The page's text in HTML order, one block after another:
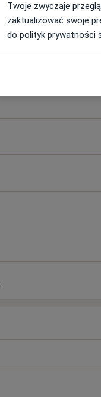
Twoje zwyczaje
zaktualizować swoje
do polityk prywatności